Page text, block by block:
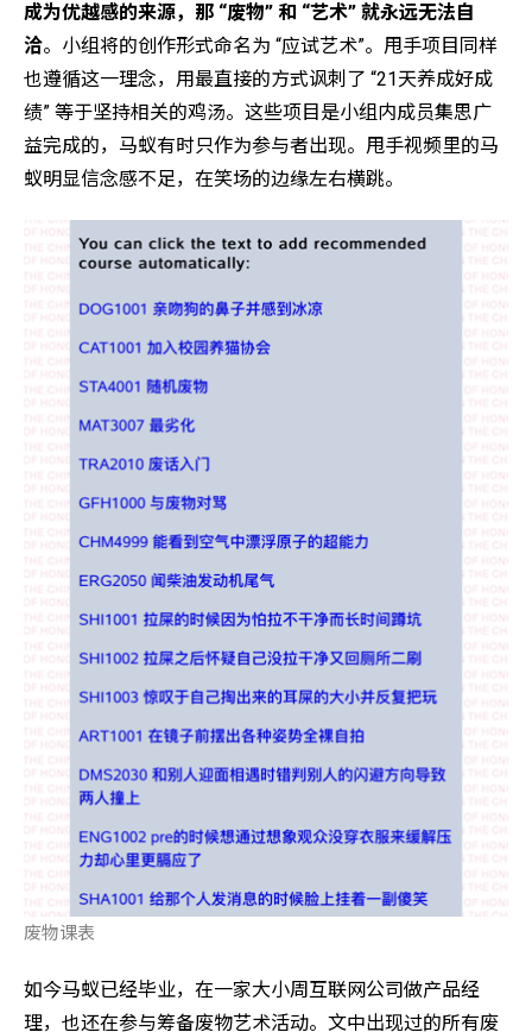
成为优越感的来源，那 “废物” 和 “艺术” 就永远无法自
洽。小组将的创作形式命名为 “应试艺术”。甩手项目同样
也遵循这一理念，用最直接的方式讽刺了 “21天养成好成
绩” 等于坚持相关的鸡汤。这些项目是小组内成员集思广
益完成的，马蚁有时只作为参与者出现。甩手视频里的马
蚁明显信念感不足，在笑场的边缘左右横跳。
废物课表
如今马蚁已经毕业，在一家大小周互联网公司做产品经
理，也还在参与筹备废物艺术活动。文中出现过的所有废